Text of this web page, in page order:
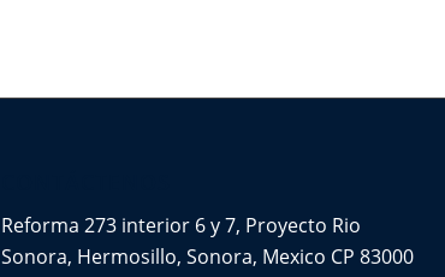
Reforma 273 interior 6 y 7, Proyecto Rio
Sonora, Hermosillo, Sonora, Mexico CP 83000